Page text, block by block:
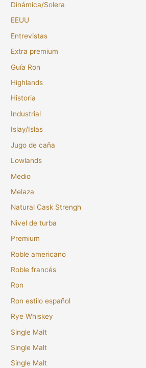
Dinámica/Solera
EEUU
Entrevistas
Extra premium
Guía Ron
Highlands
Historia
Industrial
Islay/Islas
Jugo de caña
Lowlands
Medio
Melaza
Natural Cask Strengh
Nivel de turba
Premium
Roble americano
Roble francés
Ron
Ron estilo español
Rye Whiskey
Single Malt
Single Malt
Single Malt